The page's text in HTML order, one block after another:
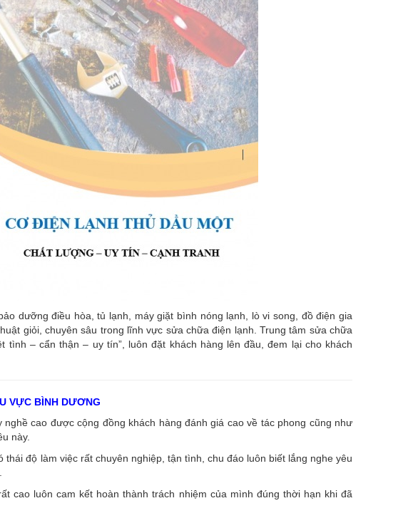
dưỡng điều hòa, tủ lạnh, máy giặt bình nóng lạnh, lò vi song, đồ điện gia
giỏi, chuyên sâu trong lĩnh vực sửa chữa điện lạnh. Trung tâm sửa chữa
tình – cẩn thận – uy tín”, luôn đặt khách hàng lên đầu, đem lại cho khách
VỰC BÌNH DƯƠNG
cao được cộng đồng khách hàng đánh giá cao về tác phong cũng như
này.
độ làm việc rất chuyên nghiệp, tận tình, chu đáo luôn biết lắng nghe yêu
cao luôn cam kết hoàn thành trách nhiệm của mình đúng thời hạn khi đã